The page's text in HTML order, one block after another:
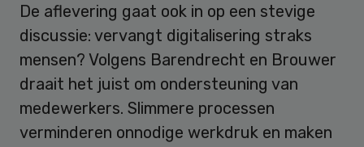
De aflevering gaat ook in op een stevige
discussie: vervangt digitalisering straks
mensen? Volgens Barendrecht en Brouwer
draait het juist om ondersteuning van
medewerkers. Slimmere processen
verminderen onnodige werkdruk en maken